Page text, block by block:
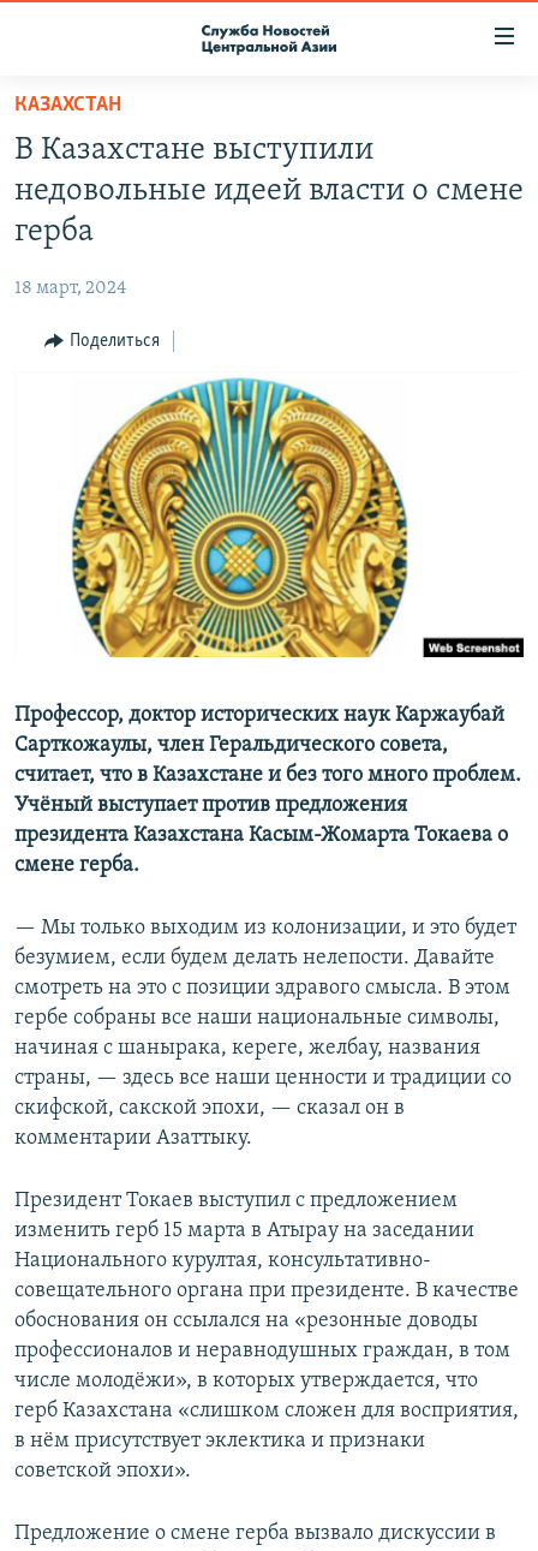
Вернуться
основному
содержанию
Вернутся
главной
навигации
Вернутся
КОНТАКТЫ
НАСТОЯЩЕЕ ВРЕМЯ
МИГРАНТ МЕДИА
КАЗАХСТАН
В Казахстане выступили
недовольные идеей власти о смене
герба
18 март, 2024
Поделиться
Профессор, доктор исторических наук Каржаубай
Сарткожаулы, член Геральдического совета,
считает, что в Казахстане и без того много проблем.
Учёный выступает против предложения
президента Казахстана Касым-Жомарта Токаева о
смене герба.
— Мы только выходим из колонизации, и это будет
безумием, если будем делать нелепости. Давайте
смотреть на это с позиции здравого смысла. В этом
гербе собраны все наши национальные символы,
начиная с шанырака, кереге, желбау, названия
страны, — здесь все наши ценности и традиции со
скифской, сакской эпохи, — сказал он в
комментарии Азаттыку.
Президент Токаев выступил с предложением
изменить герб 15 марта в Атырау на заседании
Национального курултая, консультативно-
совещательного органа при президенте. В качестве
обоснования он ссылался на «резонные доводы
профессионалов и неравнодушных граждан, в том
числе молодёжи», в которых утверждается, что
герб Казахстана «слишком сложен для восприятия,
в нём присутствует эклектика и признаки
советской эпохи».
Предложение о смене герба вызвало дискуссии в